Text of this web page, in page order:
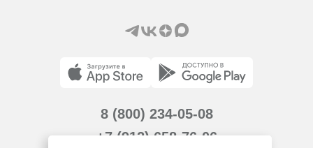
8 (800) 234-05-08
+7 (912) 658-76-06